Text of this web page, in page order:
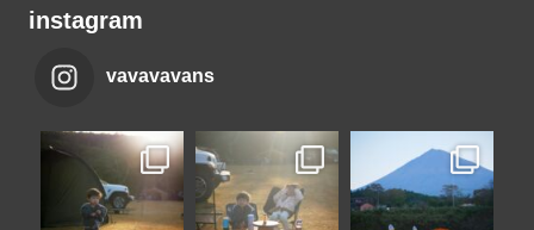
instagram
vavavavans